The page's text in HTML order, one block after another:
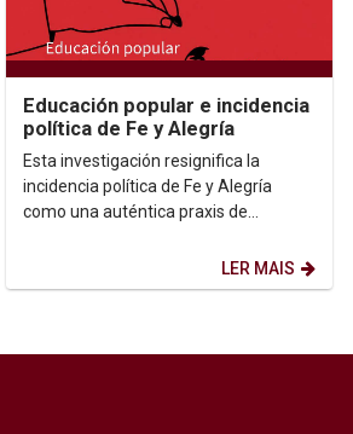
Educación popular e incidencia
política de Fe y Alegría
Esta investigación resignifica la
incidencia política de Fe y Alegría
como una auténtica praxis de
LER MAIS